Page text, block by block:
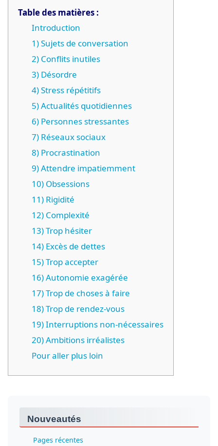
Table des matières :
Introduction
1) Sujets de conversation
2) Conflits inutiles
3) Désordre
4) Stress répétitifs
5) Actualités quotidiennes
6) Personnes stressantes
7) Réseaux sociaux
8) Procrastination
9) Attendre impatiemment
10) Obsessions
11) Rigidité
12) Complexité
13) Trop hésiter
14) Excès de dettes
15) Trop accepter
16) Autonomie exagérée
17) Trop de choses à faire
18) Trop de rendez-vous
19) Interruptions non-nécessaires
20) Ambitions irréalistes
Pour aller plus loin
Nouveautés
Pages récentes